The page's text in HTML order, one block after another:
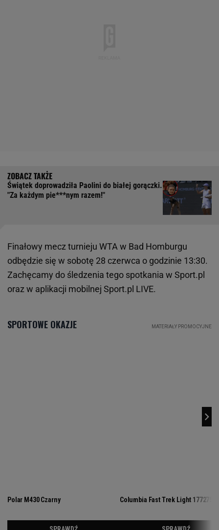
Świątek doprowadziła Paolini do białej gorączki.
"Za każdym pie***nym razem!"
Finałowy mecz turnieju WTA w Bad Homburgu
odbędzie się w sobotę 28 czerwca o godzinie 13:30.
Zachęcamy do śledzenia tego spotkania w Sport.pl
oraz w aplikacji mobilnej Sport.pl LIVE.